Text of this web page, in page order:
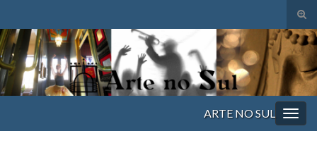
de
Search for:
ARTE NO SUL